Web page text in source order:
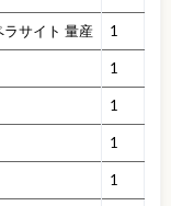
サイト 量産 1
1
1
1
1